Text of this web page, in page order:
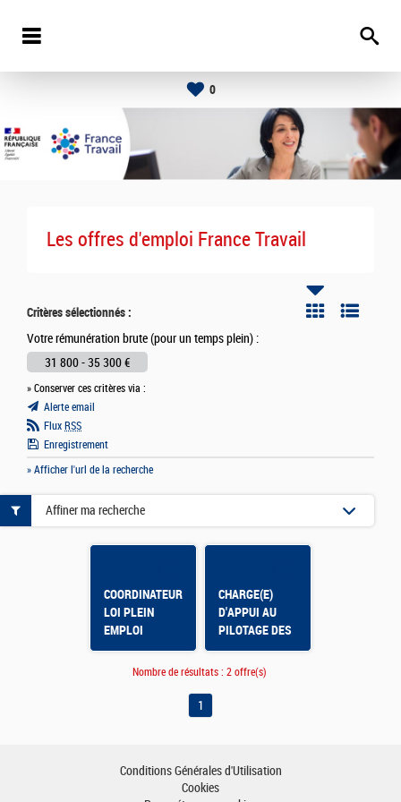
0
Les offres d'emploi France Travail
Critères sélectionnés :
Votre rémunération brute (pour un temps plein) :
31 800 - 35 300 €
» Conserver ces critères via :
Alerte email
Flux RSS
Enregistrement
» Afficher l'url de la recherche
COORDINATEUR/(TRICE)
LOI PLEIN
EMPLOI
CHARGE(E)
D'APPUI AU
PILOTAGE DES
ACTIVITES -
Direction
Affiner ma recherche
Nombre de résultats : 2 offre(s)
1
Conditions Générales d'Utilisation
Cookies